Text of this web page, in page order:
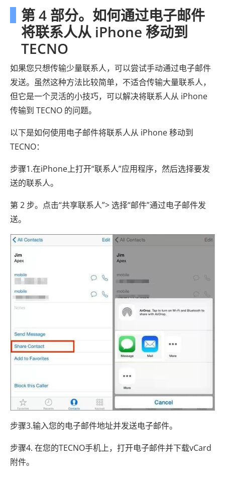
第 4 部分。如何通过电子邮件
将联系人从 iPhone 移动到
TECNO
如果您只想传输少量联系人，可以尝试手动通过电子邮件
发送。虽然这种方法比较简单，不适合传输大量联系人，
但它是一个灵活的小技巧，可以解决将联系人从 iPhone
传输到 TECNO 的问题。
以下是如何使用电子邮件将联系人从 iPhone 移动到
TECNO：
步骤1.在iPhone上打开“联系人”应用程序，然后选择要发
送的联系人。
第 2 步。点击“共享联系人”> 选择“邮件”通过电子邮件发
送。
步骤3.输入您的电子邮件地址并发送电子邮件。
步骤4. 在您​​的TECNO手机上，打开电子邮件并下载vCard
附件。